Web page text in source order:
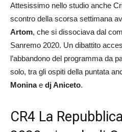
Attesissimo nello studio anche
scontro della scorsa settimana
Artom, che si dissociava dal
Sanremo 2020. Un dibattito
l’abbandono del programma da
solo, tra gli ospiti della puntata
Moninae dj Aniceto.
CR4 La